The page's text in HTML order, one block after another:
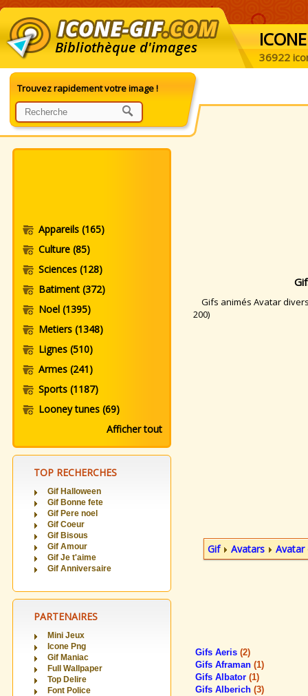
Bibliothèque d'images ICONE
36922
Trouvez rapidement votre image !
Appareils (165)
Culture (85)
Sciences (128)
Batiment (372)
Noel (1395)
Metiers (1348)
Lignes (510)
Armes (241)
Sports (1187)
Looney tunes (69)
Afficher tout
TOP RECHERCHES
Gif Halloween
Gif Bonne fete
Gif Pere noel
Gif Coeur
Gif Bisous
Gif Amour
Gif Je t'aime
Gif Anniversaire
PARTENAIRES
Mini Jeux
Icone Png
Gif Maniac
Full Wallpaper
Top Delire
Font Police
Gifs animés Avatar
200)
Gif Avatars Avatar
Gifs Aeris (2)
Gifs Aframan (1)
Gifs Albator (1)
Gifs Alberich (3)